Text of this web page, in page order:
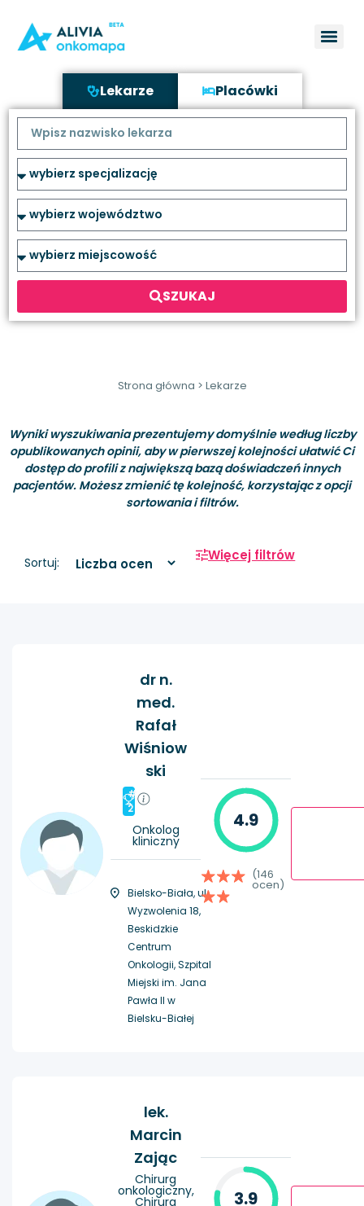
Lekarze Placówki
SZUKAJ
Strona główna > Lekarze
Wyniki wyszukiwania prezentujemy domyślnie według liczby
opublikowanych opinii, aby w pierwszej kolejności ułatwić Ci
dostęp do profili z największą bazą doświadczeń innych
pacjentów. Możesz zmienić tę kolejność, korzystając z opcji
sortowania i filtrów.
Sortuj: Więcej filtrów
dr n.
med.
Rafał
Wiśniow
ski
#
2
Onkolog
kliniczny
Bielsko-Biała, ul.
Wyzwolenia 18,
Beskidzkie
Centrum
Onkologii, Szpital
Miejski im. Jana
Pawła II w
Bielsku-Białej
4.9
(146
ocen)
lek.
Marcin
Zając
Chirurg
onkologiczny,
Chirurg 3.9